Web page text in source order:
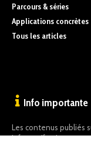
Parcours & séries
Applications concrètes
Tous les articles
Info importante
Les contenus publiés
informatif uniquement.